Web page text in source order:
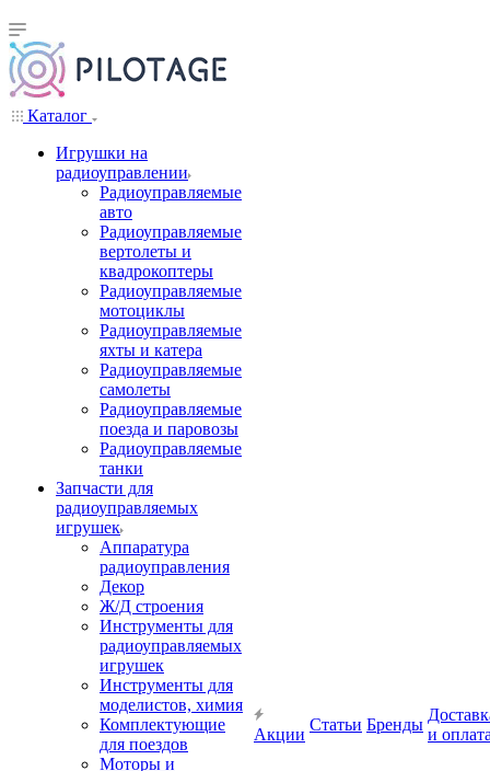
Каталог
Игрушки на
радиоуправлении
Радиоуправляемые
авто
Радиоуправляемые
вертолеты и
квадрокоптеры
Радиоуправляемые
мотоциклы
Радиоуправляемые
яхты и катера
Радиоуправляемые
самолеты
Радиоуправляемые
поезда и паровозы
Радиоуправляемые
танки
Запчасти для
радиоуправляемых
игрушек
Аппаратура
радиоуправления
Декор
Ж/Д строения
Инструменты для
радиоуправляемых
игрушек
Инструменты для
моделистов, химия
Комплектующие
для поездов
Моторы и
Акции
Статьи Бренды
и